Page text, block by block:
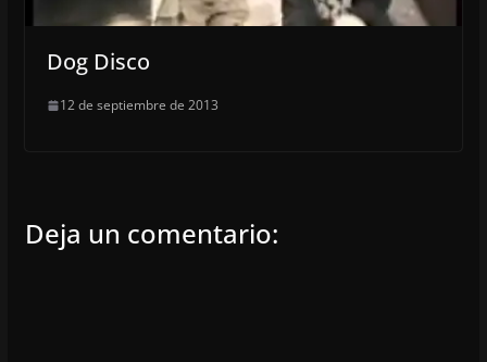
Dog Disco
12 de septiembre de 2013
Deja un comentario: